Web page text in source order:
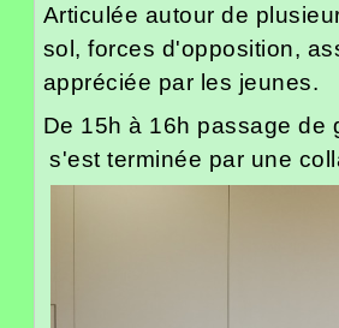
Articulée autour de
sol, forces d'opposition,
appréciée par les jeunes.
De 15h à 16h passage de
s'est terminée par une